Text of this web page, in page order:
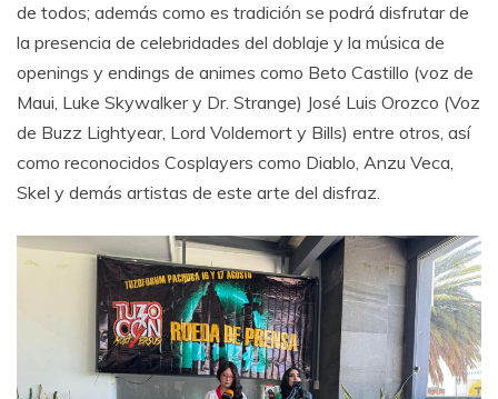
de todos; además como es tradición se podrá disfrutar de
la presencia de celebridades del doblaje y la música de
openings y endings de animes como Beto Castillo (voz de
Maui, Luke Skywalker y Dr. Strange) José Luis Orozco (Voz
de Buzz Lightyear, Lord Voldemort y Bills) entre otros, así
como reconocidos Cosplayers como Diablo, Anzu Veca,
Skel y demás artistas de este arte del disfraz.